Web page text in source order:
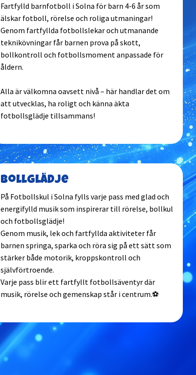
Fartfylld barnfotboll i Solna för barn 4-6 år som
älskar fotboll, rörelse och roliga utmaningar!
Genom fartfyllda fotbollslekar och utmanande
teknikövningar får barnen prova på skott,
bollkontroll och fotbollsmoment anpassade för
åldern.
Alla är välkomna oavsett nivå – här handlar det om
att utvecklas, ha roligt och känna äkta
fotbollsglädje tillsammans!
Bollglädje
På Fotbollskul i Solna fylls varje pass med glad och
energifylld musik som inspirerar till rörelse, bollkul
och fotbollsglädje!
Genom musik, lek och fartfyllda aktiviteter får
barnen springa, sparka och röra sig på ett sätt som
stärker både motorik, kroppskontroll och
självförtroende.
Varje pass blir ett fartfyllt fotbollsäventyr där
musik, rörelse och gemenskap står i centrum.⚽